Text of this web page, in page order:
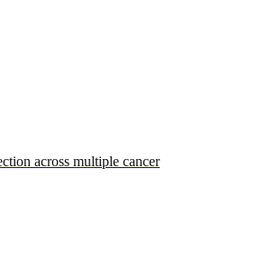
across multiple cancer